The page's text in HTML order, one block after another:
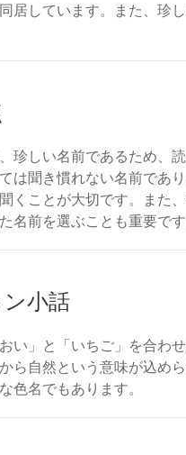
居しています。また、珍
珍しい名前であるため、
は聞き慣れない名前であ
くことが大切です。また
名前を選ぶことも重要です
小話
い」と「いちご」を合わ
ら自然という意味が込め
色名でもあります。